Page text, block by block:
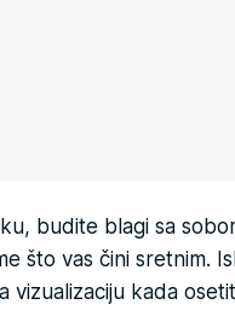
budite blagi sa
što vas čini sretnim.
vizualizaciju kada